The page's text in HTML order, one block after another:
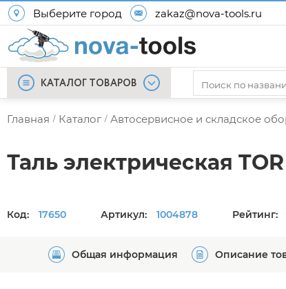
Выберите город zakaz@nova-tools.ru
КАТАЛОГ ТОВАРОВ
Главная / Каталог / Автосервисное и складское
Таль электрическая
Код: 17650 Артикул: 1004878 Рейтинг:
Общая информация Описание